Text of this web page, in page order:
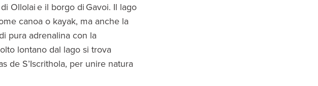
Ollolai e il borgo di Gavoi. Il lago
canoa o kayak, ma anche la
pura adrenalina con la
lontano dal lago si trova
de S’Iscrithola, per unire natura